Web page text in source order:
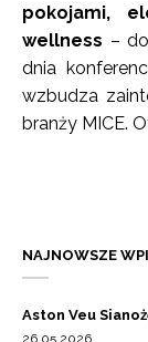
pokojami,
wellness –
dnia
wzbudza
branży MICE.
NAJNOWSZE
Aston Veu
26.05.2026